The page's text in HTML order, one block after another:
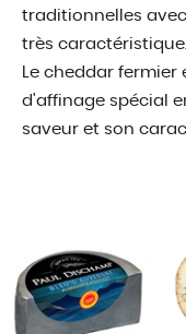
traditionnelles
très
Le cheddar
d'affinage spécial
saveur et son